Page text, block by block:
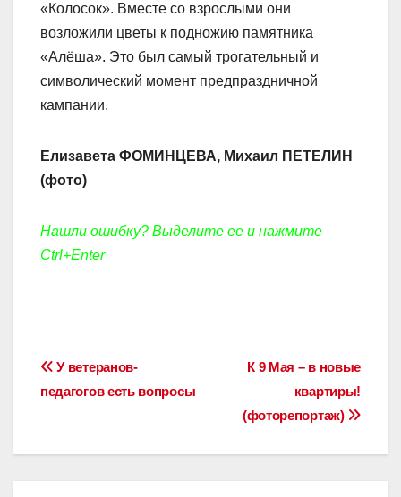
«Колосок». Вместе со взрослыми они
возложили цветы к подножию памятника
«Алёша». Это был самый трогательный и
символический момент предпраздничной
кампании.
Елизавета ФОМИНЦЕВА, Михаил ПЕТЕЛИН
(фото)
Нашли ошибку? Выделите ее и нажмите
Ctrl+Enter
Навигация
по
записям
К 9 Мая – в новые
квартиры!
(фоторепортаж)
У ветеранов-
педагогов есть вопросы